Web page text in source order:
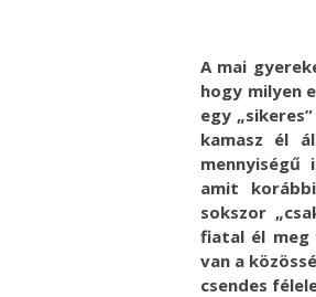
A mai
hogy milyen
egy
kamasz él
mennyiségű
amit
sokszor
fiatal él meg
van a
csendes